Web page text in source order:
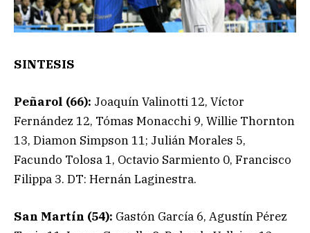
SINTESIS
Peñarol (66): Joaquín Valinotti 12, Víctor
Fernández 12, Tómas Monacchi 9, Willie Thornton
13, Diamon Simpson 11; Julián Morales 5,
Facundo Tolosa 1, Octavio Sarmiento 0, Francisco
Filippa 3. DT: Hernán Laginestra.
San Martín (54): Gastón García 6, Agustín Pérez